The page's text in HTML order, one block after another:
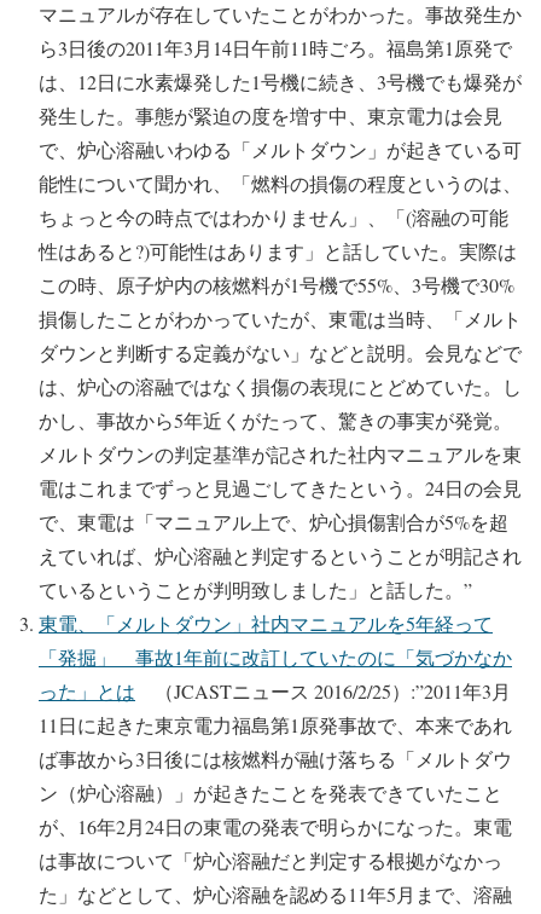
マニュアルが存在していたことがわかった。事故発生か
ら3日後の2011年3月14日午前11時ごろ。福島第1原発で
は、12日に水素爆発した1号機に続き、3号機でも爆発が
発生した。事態が緊迫の度を増す中、東京電力は会見
で、炉心溶融いわゆる「メルトダウン」が起きている可
能性について聞かれ、「燃料の損傷の程度というのは、
ちょっと今の時点ではわかりません」、「(溶融の可能
性はあると?)可能性はあります」と話していた。実際は
この時、原子炉内の核燃料が1号機で55%、3号機で30%
損傷したことがわかっていたが、東電は当時、「メルト
ダウンと判断する定義がない」などと説明。会見などで
は、炉心の溶融ではなく損傷の表現にとどめていた。し
かし、事故から5年近くがたって、驚きの事実が発覚。
メルトダウンの判定基準が記された社内マニュアルを東
電はこれまでずっと見過ごしてきたという。24日の会見
で、東電は「マニュアル上で、炉心損傷割合が5%を超
えていれば、炉心溶融と判定するということが明記され
ているということが判明致しました」と話した。”
東電、「メルトダウン」社内マニュアルを5年経って
「発掘」 事故1年前に改訂していたのに「気づかなか
った」とは （JCASTニュース 2016/2/25）:”2011年3月
11日に起きた東京電力福島第1原発事故で、本来であれ
ば事故から3日後には核燃料が融け落ちる「メルトダウ
ン（炉心溶融）」が起きたことを発表できていたこと
が、16年2月24日の東電の発表で明らかになった。東電
は事故について「炉心溶融だと判定する根拠がなかっ
た」などとして、炉心溶融を認める11年5月まで、溶融